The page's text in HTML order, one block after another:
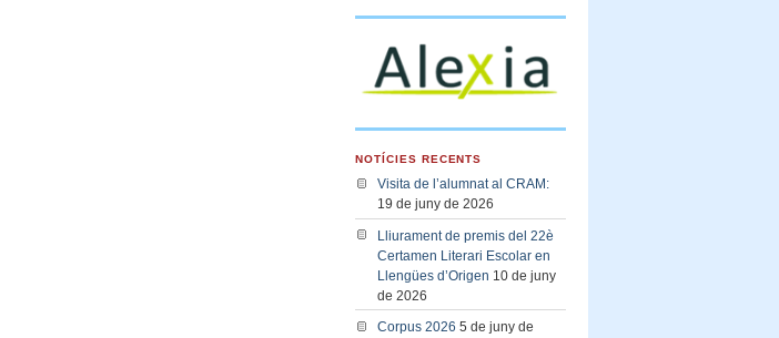
NOTÍCIES RECENTS
Visita de l’alumnat al CRAM:
19 de juny de 2026
Lliurament de premis del 22è
Certamen Literari Escolar en
Llengües d’Origen 10 de juny
de 2026
Corpus 2026 5 de juny de